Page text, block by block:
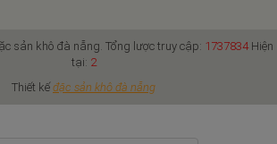
sản khô đà nẵng. Tổng lược truy cập: 1737834Hiện
tại: 2
Thiết kế đặc sản khô đà nẵng